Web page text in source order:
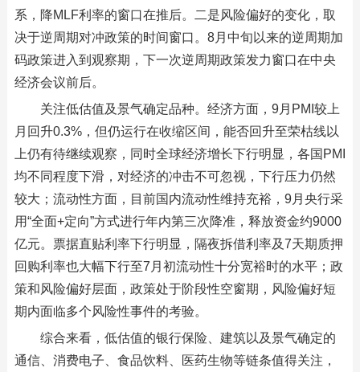
系，降MLF利率的窗口在推后。二是风险偏好的变化，取
决于逆周期对冲政策的时间窗口。8月中旬以来的逆周期加
码政策进入到观察期，下一次逆周期政策发力窗口在中央
经济会议前后。
关注低估值及景气确定品种。经济方面，9月PMI较上
月回升0.3%，但仍运行在收缩区间，能否回升至荣枯线以
上仍有待继续观察，同时全球经济增长下行明显，各国PMI
均不同程度下滑，对经济的冲击不可忽视，下行压力仍然
较大；流动性方面，目前国内流动性维持充裕，9月央行采
用“全面+定向”方式进行年内第三次降准，释放资金约9000
亿元。票据直贴利率下行明显，隔夜拆借利率及7天期质押
回购利率也大幅下行至7月初流动性十分宽裕时的水平；政
策和风险偏好层面，政策处于阶段性空窗期，风险偏好短
期内面临多个风险性事件的考验。
综合来看，低估值的银行保险、建筑以及景气确定的
通信、消费电子、食品饮料、医药生物等链条值得关注，